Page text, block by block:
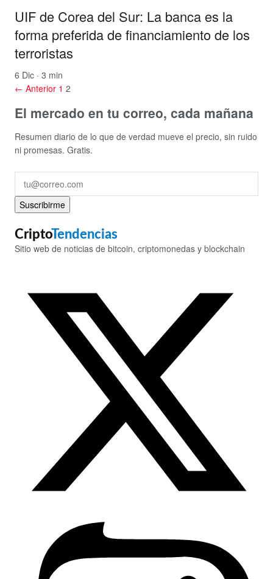
UIF de Corea del Sur: La banca es la
forma preferida de financiamiento de los
terroristas
6 Dic · 3 min
← Anterior 1 2
El mercado en tu correo, cada mañana
Resumen diario de lo que de verdad mueve el precio, sin ruido
ni promesas. Gratis.
Suscribirme
CriptoTendencias
Sitio web de noticias de bitcoin, criptomonedas y blockchain